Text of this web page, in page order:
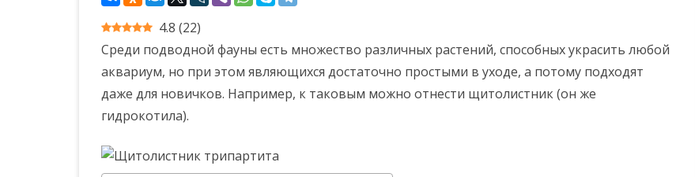
содержание,
виды
4.8 (22)
Среди подводной фауны есть множество различных растений, способных украсить любой
аквариум, но при этом являющихся достаточно простыми в уходе, а потому подходят
даже для новичков. Например, к таковым можно отнести щитолистник (он же
гидрокотила).